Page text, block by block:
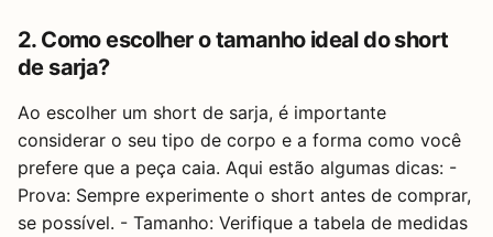
2. Como escolher o tamanho ideal do short
de sarja?
Ao escolher um short de sarja, é importante
considerar o seu tipo de corpo e a forma como você
prefere que a peça caia. Aqui estão algumas dicas: -
Prova: Sempre experimente o short antes de comprar,
se possível. - Tamanho: Verifique a tabela de medidas